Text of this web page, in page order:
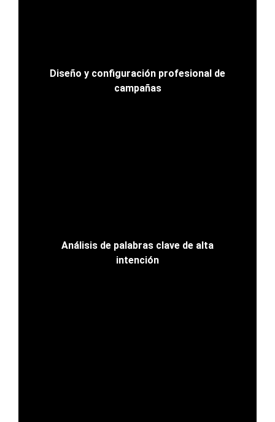
Diseño y configuración profesional de
campañas
Análisis de palabras clave de alta
intención